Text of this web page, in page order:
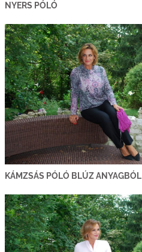
NYERS PÓLÓ
KÁMZSÁS PÓLÓ BLÚZ ANYAGBÓL